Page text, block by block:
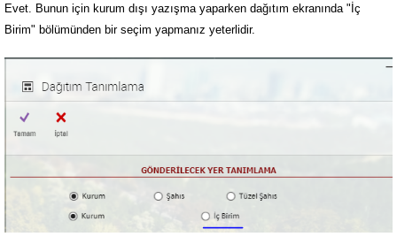
Evet. Bunun için kurum dışı yazışma yaparken dağıtım ekranında "İç
Birim" bölümünden bir seçim yapmanız yeterlidir.